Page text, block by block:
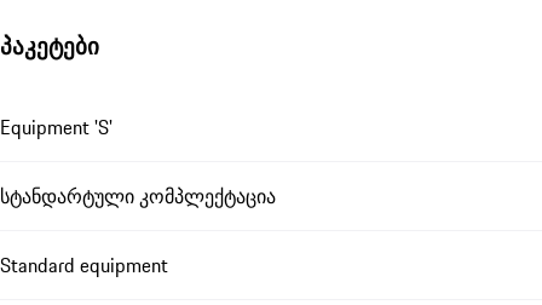
პაკეტები
Equipment 'S'
სტანდარტული კომპლექტაცია
Standard equipment